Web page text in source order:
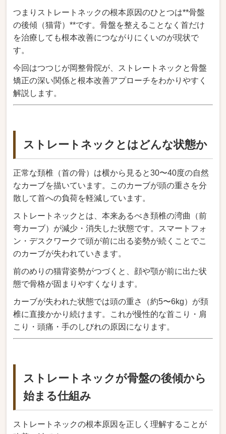
つまりストレートネックの根本原因のひとつは**骨盤
の後傾（猫背）**です。骨盤を整えることなく首だけ
を治療しても根本改善につながりにくいのが現状で
す。
今回はつつじが岡整骨院が、ストレートネックと骨盤
矯正の深い関係と根本改善アプローチをわかりやすく
解説します。
ストレートネックとはどんな状態か
正常な頚椎（首の骨）は横から見ると30〜40度の自然
なカーブを描いています。このカーブが頭の重さを分
散して首への負荷を軽減しています。
ストレートネックとは、本来あるべき頚椎の湾曲（前
弯カーブ）が減少・消失した状態です。スマートフォ
ン・デスクワークで頭が前に出る姿勢が続くことでこ
のカーブが失われていきます。
前のめりの猫背姿勢がつづくと、顔や顎が前に出た状
態で骨格が固まりやすくなります。
カーブが失われた状態では頭の重さ（約5〜6kg）が頚
椎に直接かかり続けます。これが慢性的な首こり・肩
こり・頭痛・手のしびれの原因になります。
ストレートネックが骨盤の後傾から
始まる仕組み
ストレートネックの根本原因を正しく理解することが